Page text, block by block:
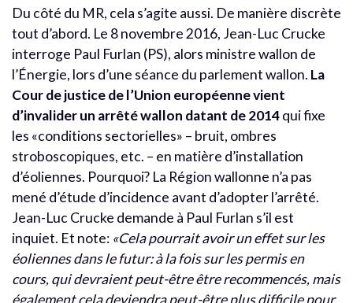
Du côté du MR, cela s’agite aussi. De manière discrète
tout d’abord. Le 8 novembre 2016, Jean-Luc Crucke
interroge Paul Furlan (PS), alors ministre wallon de
l’Énergie, lors d’une séance du parlement wallon. La
Cour de justice de l’Union européenne vient
d’invalider un arrêté wallon datant de 2014qui fixe
les «conditions sectorielles» – bruit, ombres
stroboscopiques, etc. – en matière d’installation
d’éoliennes. Pourquoi? La Région wallonne n’a pas
mené d’étude d’incidence avant d’adopter l’arrêté.
Jean-Luc Crucke demande à Paul Furlan s’il est
inquiet. Et note: «Cela pourrait avoir un effet sur les
éoliennes dans le futur: à la fois sur les permis en
cours, qui devraient peut-être être recommencés, mais
également cela deviendra peut-être plus difficile pour